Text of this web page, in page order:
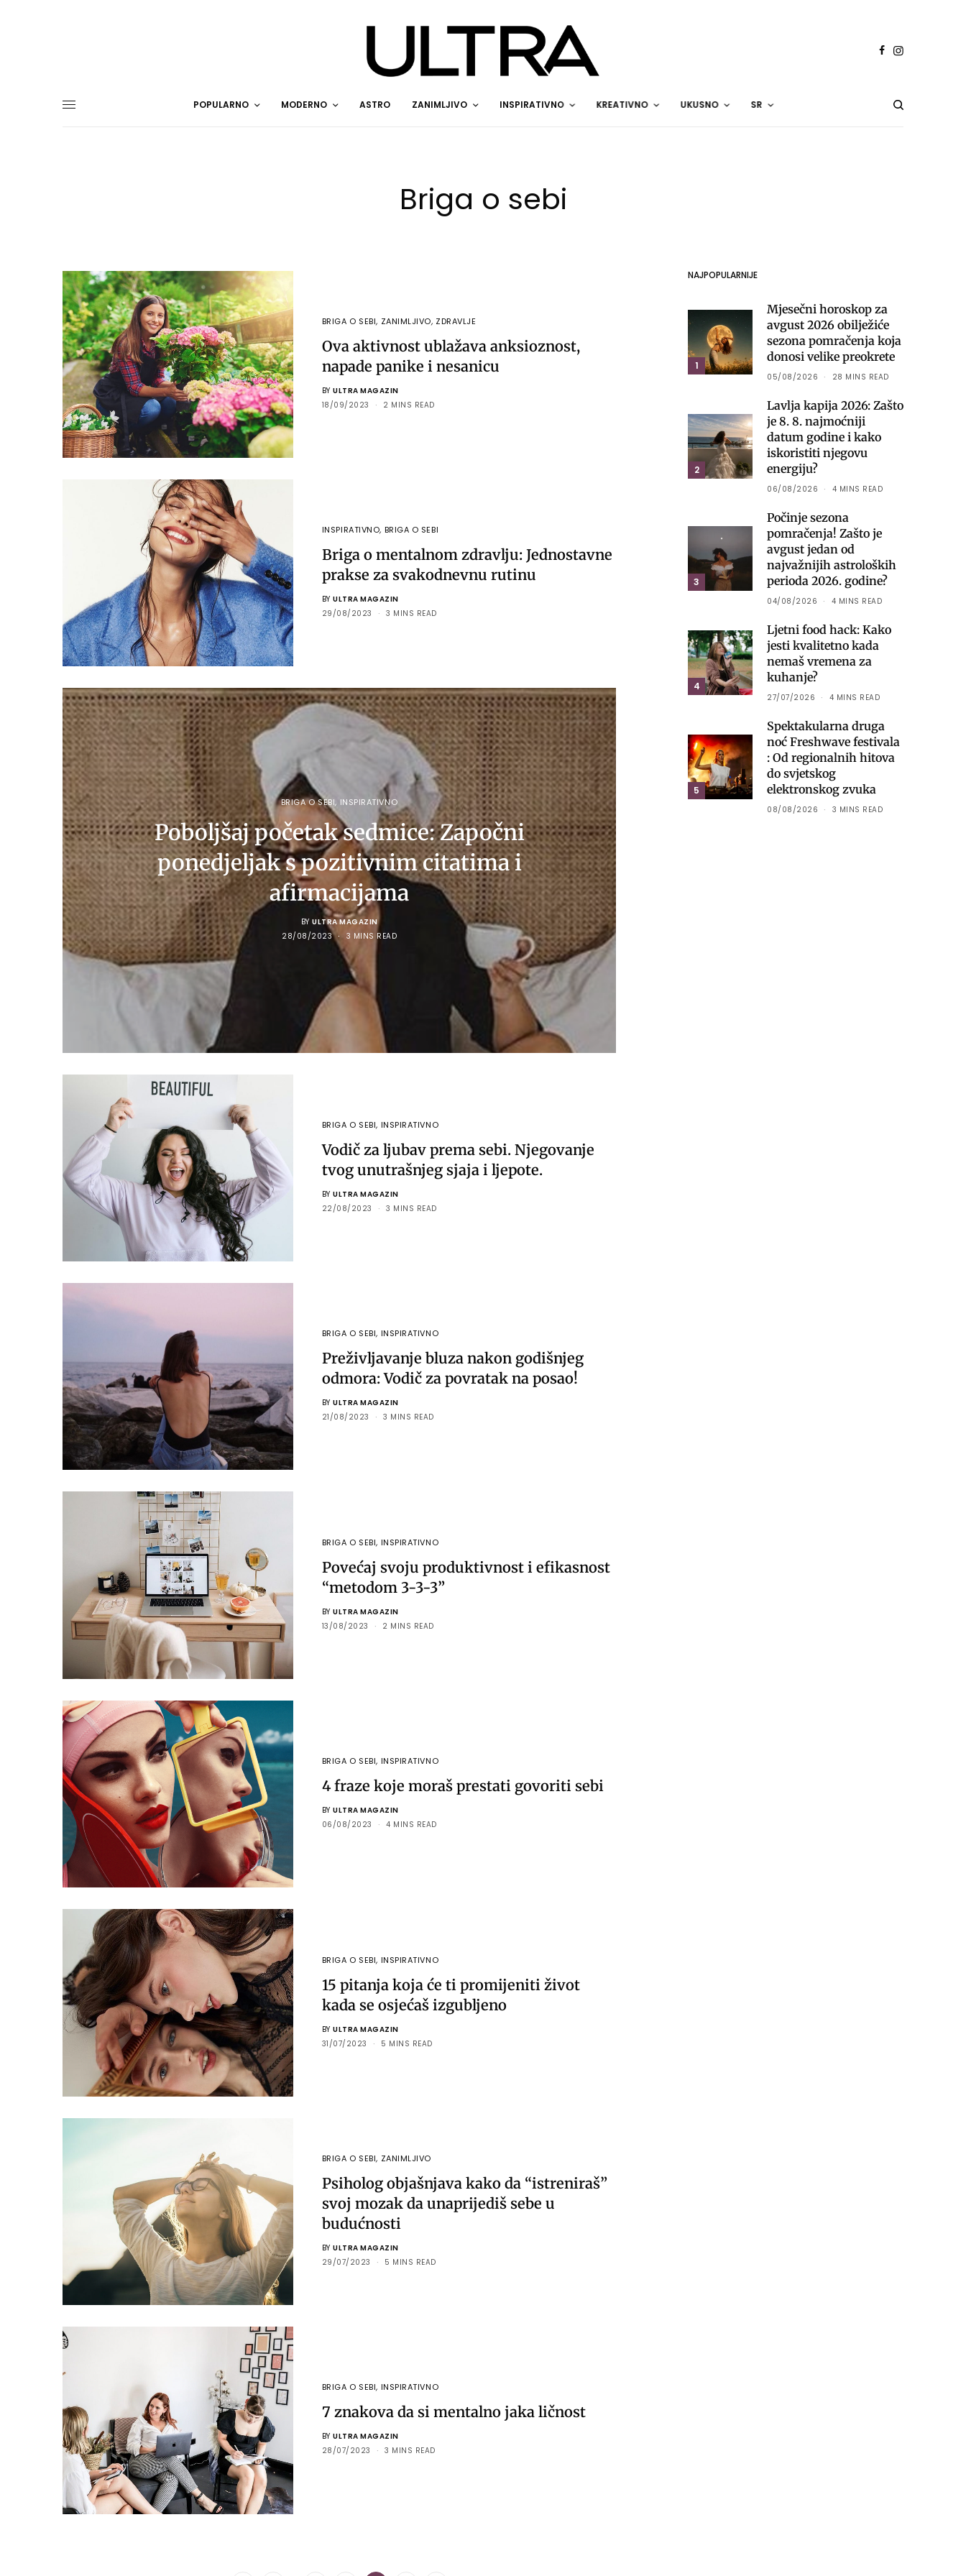
POPULARNO MODERNO ASTRO ZANIMLJIVO INSPIRATIVNO KREATIVNO UKUSNO SR
Briga o sebi
BRIGA O SEBI, ZANIMLJIVO, ZDRAVLJE
Ova aktivnost ublažava anksioznost,
napade panike i nesanicu
BY ULTRA MAGAZIN
18/09/2023
2 MINS READ
INSPIRATIVNO, BRIGA O SEBI
Briga o mentalnom zdravlju: Jednostavne
prakse za svakodnevnu rutinu
BY ULTRA MAGAZIN
29/08/2023
3 MINS READ
BRIGA O SEBI, INSPIRATIVNO
Poboljšaj početak sedmice: Započni
ponedjeljak s pozitivnim citatima i
afirmacijama
BY ULTRA MAGAZIN
28/08/2023
3 MINS READ
BRIGA O SEBI, INSPIRATIVNO
Vodič za ljubav prema sebi. Njegovanje
tvog unutrašnjeg sjaja i ljepote.
BY ULTRA MAGAZIN
22/08/2023
3 MINS READ
BRIGA O SEBI, INSPIRATIVNO
Preživljavanje bluza nakon godišnjeg
odmora: Vodič za povratak na posao!
BY ULTRA MAGAZIN
21/08/2023
3 MINS READ
BRIGA O SEBI, INSPIRATIVNO
Povećaj svoju produktivnost i efikasnost
“metodom 3-3-3”
BY ULTRA MAGAZIN
13/08/2023
2 MINS READ
BRIGA O SEBI, INSPIRATIVNO
4 fraze koje moraš prestati govoriti sebi
BY ULTRA MAGAZIN
06/08/2023
4 MINS READ
BRIGA O SEBI, INSPIRATIVNO
15 pitanja koja će ti promijeniti život
kada se osjećaš izgubljeno
BY ULTRA MAGAZIN
31/07/2023
5 MINS READ
BRIGA O SEBI, ZANIMLJIVO
Psiholog objašnjava kako da “istreniraš”
svoj mozak da unaprijediš sebe u
budućnosti
BY ULTRA MAGAZIN
29/07/2023
5 MINS READ
BRIGA O SEBI, INSPIRATIVNO
7 znakova da si mentalno jaka ličnost
BY ULTRA MAGAZIN
28/07/2023
3 MINS READ
NAJPOPULARNIJE
1
Mjesečni horoskop za
avgust 2026 obilježiće
sezona pomračenja koja
donosi velike preokrete
05/08/2026 28 MINS READ
2
Lavlja kapija 2026: Zašto
je 8. 8. najmoćniji
datum godine i kako
iskoristiti njegovu
energiju?
06/08/2026 4 MINS READ
3
Počinje sezona
pomračenja! Zašto je
avgust jedan od
najvažnijih astroloških
perioda 2026. godine?
04/08/2026 4 MINS READ
4
Ljetni food hack: Kako
jesti kvalitetno kada
nemaš vremena za
kuhanje?
27/07/2026 4 MINS READ
5
Spektakularna druga
noć Freshwave festivala
: Od regionalnih hitova
do svjetskog
elektronskog zvuka
08/08/2026 3 MINS READ